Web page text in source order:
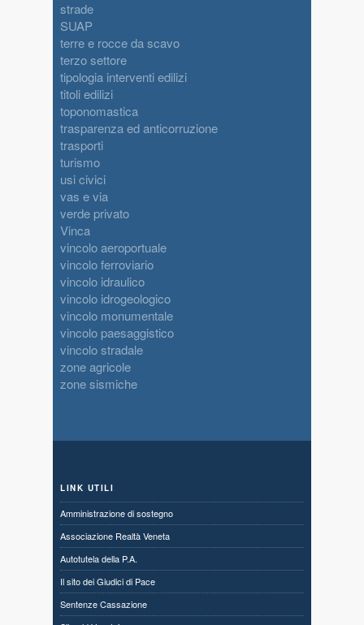
strade
SUAP
terre e rocce da scavo
terzo settore
tipologia interventi edilizi
titoli edilizi
toponomastica
trasparenza ed anticorruzione
trasporti
turismo
usi civici
vas e via
verde privato
Vinca
vincolo aeroportuale
vincolo ferroviario
vincolo idraulico
vincolo idrogeologico
vincolo monumentale
vincolo paesaggistico
vincolo stradale
zone agricole
zone sismiche
LINK UTILI
Amministrazione di sostegno
Associazione Realtà Veneta
Autotutela della P.A.
Il sito dei Giudici di Pace
Sentenze Cassazione